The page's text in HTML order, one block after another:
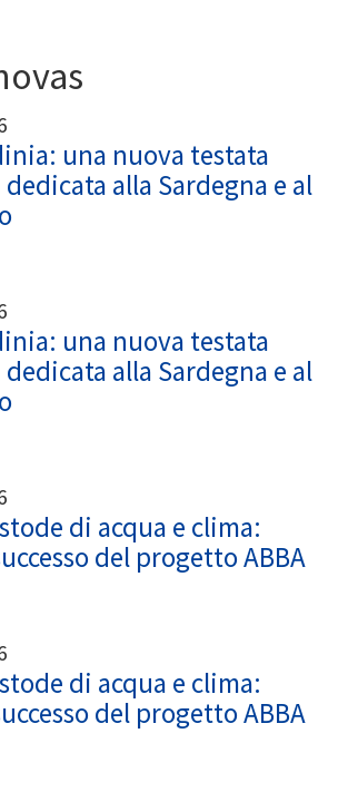
una nuova testata
alla Sardegna e al
una nuova testata
alla Sardegna e al
di acqua e clima:
del progetto ABBA
di acqua e clima:
del progetto ABBA